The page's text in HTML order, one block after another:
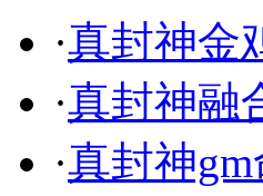
·真封神金
·真封神融
·真封神